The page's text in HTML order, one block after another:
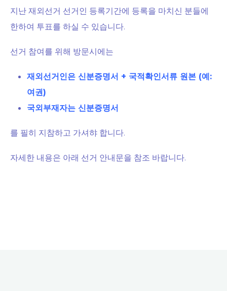
지난 재외선거 선거인 등록기간에 등록을 마치신 분들에
한하여 투표를 하실 수 있습니다.
선거 참여를 위해 방문시에는
재외선거인은 신분증명서 + 국적확인서류 원본 (예:
여권)
국외부재자는 신분증명서
를 필히 지참하고 가셔햐 합니다.
자세한 내용은 아래 선거 안내문을 참조 바랍니다.